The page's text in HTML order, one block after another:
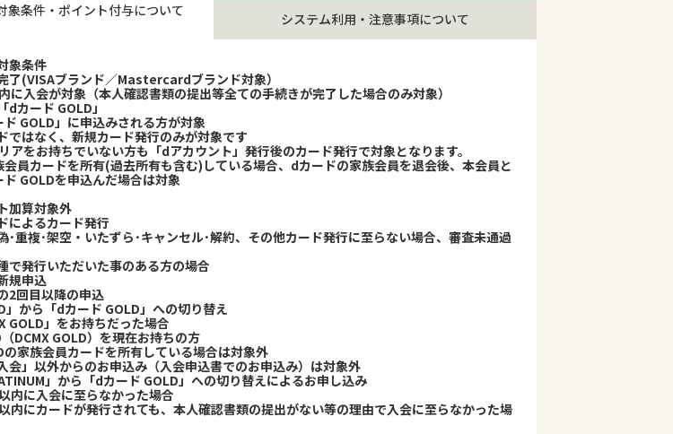
象条件・ポイント付与について システム利用・注意事項について
象条件
了(VISAブランド／Mastercardブランド対象）
に入会が対象（本人確認書類の提出等全ての手続きが完了した場合のみ対象）
カード GOLD」
GOLD」に申込みされる方が対象
ではなく、新規カード発行のみが対象です
をお持ちでいない方も「dアカウント」発行後のカード発行で対象となります。
員カードを所有(過去所有も含む)している場合、dカードの家族会員を退会後、本会員と
GOLDを申込んだ場合は対象
加算対象外
によるカード発行
･重複･架空・いたずら･キャンセル･解約、その他カード発行に至らない場合、審査未通過
で発行いただいた事のある方の場合
規申込
2回目以降の申込
」から「dカード GOLD」への切り替え
GOLD」をお持ちだった場合
DCMX GOLD）を現在お持ちの方
家族会員カードを所有している場合は対象外
会」以外からのお申込み（入会申込書でのお申込み）は対象外
」から「dカード GOLD」への切り替えによるお申し込み
内に入会に至らなかった場合
内にカードが発行されても、本人確認書類の提出がない等の理由で入会に至らなかった場